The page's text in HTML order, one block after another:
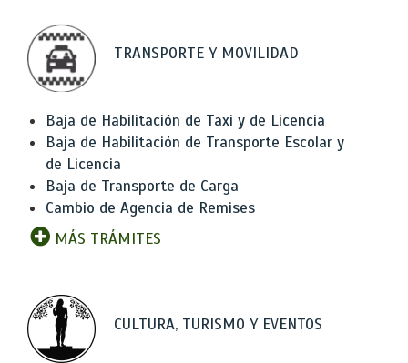
TRANSPORTE Y MOVILIDAD
Baja de Habilitación de Taxi y de Licencia
Baja de Habilitación de Transporte Escolar y
de Licencia
Baja de Transporte de Carga
Cambio de Agencia de Remises
MÁS TRÁMITES
CULTURA, TURISMO Y EVENTOS